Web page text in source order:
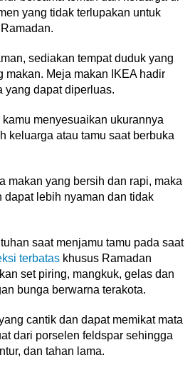
yang tidak terlupakan untuk
sediakan tempat duduk yang
makan. Meja makan IKEA hadir
yang dapat diperluas.
menyesuaikan ukurannya
keluarga atau tamu saat berbuka
makan yang bersih dan rapi, maka
dapat lebih nyaman dan tidak
saat menjamu tamu pada saat
terbatas khusus Ramadan
set piring, mangkuk, gelas dan
bunga berwarna terakota.
cantik dan dapat memikat mata
dari porselen feldspar sehingga
dan tahan lama.